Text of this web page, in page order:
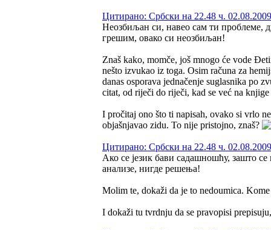
Цитирано: Србски на 22.48 ч.
Неозбиљан си, навео сам ти проблеме,
грешим, овако си неозбиљан!
Znaš kako, momče, još mnogo će vode
nešto izvukao iz toga. Osim računa za
danas osporava jednačenje suglasnika po
citat, od riječi do riječi, kad se već na
I pročitaj ono što ti napisah, ovako si vrlo
objašnjavao zidu. To nije pristojno, znaš?
Цитирано: Србски на 22.48 ч.
Ако се језик бави садашношћу, зашто
анализе, нигде решења!
Molim te, dokaži da je to nedoumica.
I dokaži tu tvrdnju da se pravopisi